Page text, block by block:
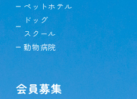
ペットホテル
ドッグ
スクール
動物病院
会員募集